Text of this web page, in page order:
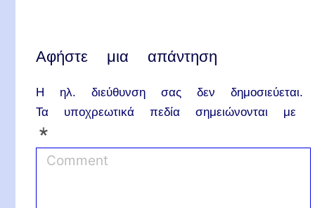
Αφήστε μια απάντηση
Η ηλ. διεύθυνση σας δεν δημοσιεύεται.
Τα υποχρεωτικά πεδία σημειώνονται με
*